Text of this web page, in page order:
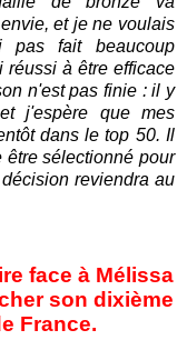
et je ne voulais
pas fait beaucoup
réussi à être efficace
n'est pas finie : il y
j'espère que mes
dans le top 50. Il
être sélectionné pour
reviendra au
face à Mélissa
son dixième
France.